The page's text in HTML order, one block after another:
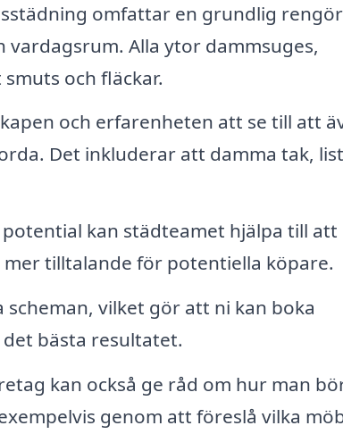
omfattar en grundlig
vardagsrum. Alla ytor dammsuges,
och fläckar.
och erfarenheten att se till att
Det inkluderar att damma tak,
kan städteamet hjälpa till att
tilltalande för potentiella köpare.
vilket gör att ni kan boka
bästa resultatet.
kan också ge råd om hur man
genom att föreslå vilka